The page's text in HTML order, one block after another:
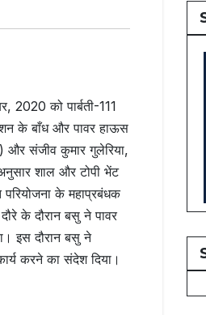
2020 को पार्बती-111
के बाँध और पावर हाऊस
और संजीव कुमार गुलेरिया,
शाल और टोपी भेंट
परियोजना के महाप्रबंधक
के दौरान बसु ने पावर
इस दौरान बसु ने
करने का संदेश दिया।